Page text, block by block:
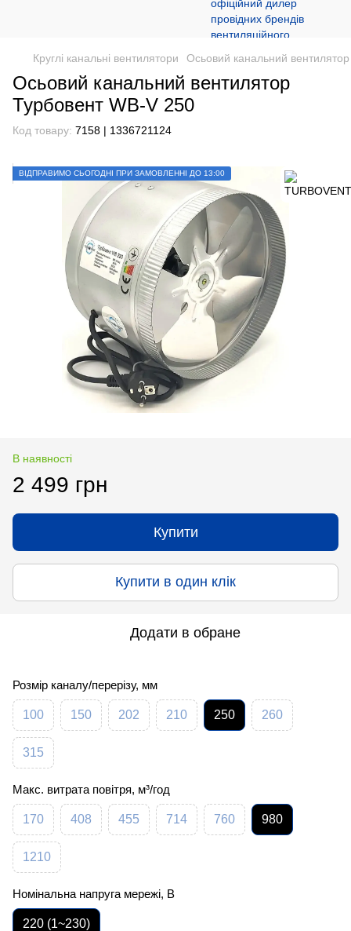
Круглі канальні вентилятори Осьовий канальний
Осьовий канальний вентилятор
Турбовент WB-V 250
Код товару: 7158 | 1336721124
ВІДПРАВИМО СЬОГОДНІ ПРИ ЗАМОВЛЕННІ ДО 13:00
В наявності
2 499 грн
Купити
Купити в один клік
Додати в обране
Розмір каналу/перерізу, мм
100 150 202 210 250 260
315
Макс. витрата повітря, м³/год
170 408 455 714 760 980
1210
Номінальна напруга мережі, В
220 (1~230)